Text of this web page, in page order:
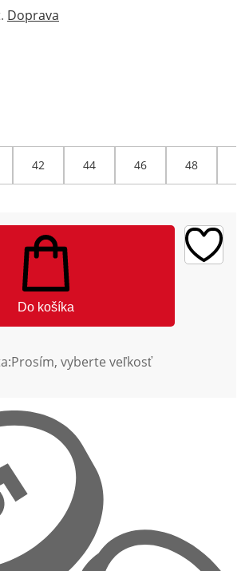
Doprava
42 44 46 48
Do košíka
Prosím, vyberte veľkosť